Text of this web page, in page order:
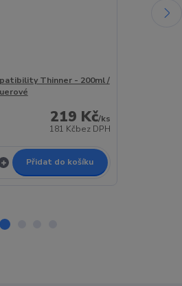
Thinner - 200ml /
219 Kč/ks
181 Kčbez DPH
Přidat do košíku